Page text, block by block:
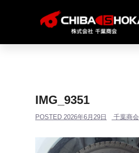
IMG_9351
POSTED 2026年6月29日 千葉商会